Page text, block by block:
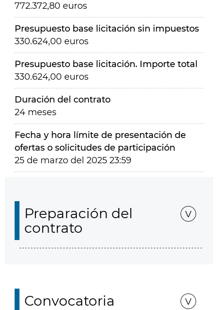
772.372,80 euros
Presupuesto base licitación sin impuestos
330.624,00 euros
Presupuesto base licitación. Importe total
330.624,00 euros
Duración del contrato
24 meses
Fecha y hora límite de presentación de
ofertas o solicitudes de participación
25 de marzo del 2025 23:59
Preparación del
contrato
Convocatoria